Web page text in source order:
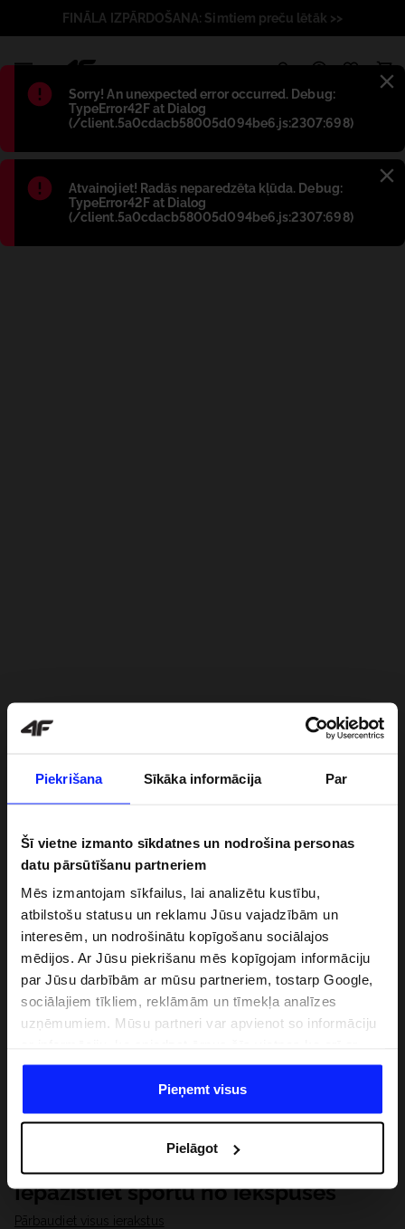
Piekrišana Sīkāka informācija Par
Šī vietne izmanto sīkdatnes un nodrošina personas
datu pārsūtīšanu partneriem
Mēs izmantojam sīkfailus, lai analizētu kustību,
atbilstošu statusu un reklamu Jūsu vajadzībām un
interesēm, un nodrošinātu kopīgošanu sociālajos
mēdijos. Ar Jūsu piekrišanu mēs kopīgojam informāciju
par Jūsu darbībām ar mūsu partneriem, tostarp Google,
sociālajiem tīkliem, reklāmām un tīmekļa analīzes
uzņēmumiem. Mūsu partneri var apvienot so informāciju
datiem, ko viņi iegūst, izmantojot viņu pakalpojumus. Ar
Jūsu atļauju, mēs varam pārsūtīt Jūsu personas datus
saviem partneriem, lai uzlabotu veidu, kadā tiek rādīta
saturu un uzlabotu mūsu partneru piedāvātos risinajumus
( piem. socialos tīklus). Detalizētu informāciju var atrast
mūsu Privātuma politikā un sadaļā "Detaļas".
Pieņemt visus
Pielāgot
Błąd:
Sorry! An unexpected error occurred. Debug:
TypeError42F at Dialog
(/client.5a0cdacb58005d094be6.js:2307:698)
Błąd:
Atvainojiet! Radās neparedzēta kļūda. Debug:
TypeError42F at Dialog
(/client.5a0cdacb58005d094be6.js:2307:698)
FINĀLA IZPĀRDOŠANA: Simtiem preču lētāk >>
Iepazīstiet sportu no iekšpuses
Pārbaudiet visus ierakstus